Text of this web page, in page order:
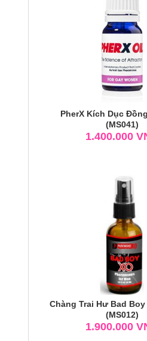
PherX Kích Dục
(MS041)
1.400.000
Chàng Trai Hư Bad Boy
(MS012)
1.900.000